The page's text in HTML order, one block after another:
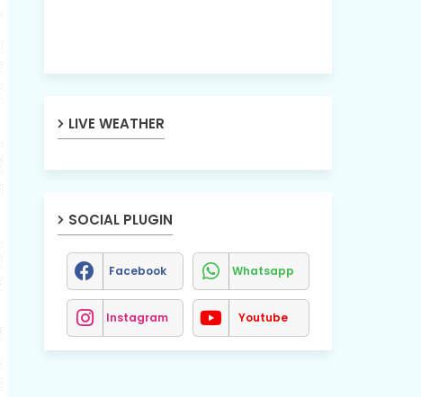
LIVE WEATHER
SOCIAL PLUGIN
Facebook Whatsapp
Instagram Youtube